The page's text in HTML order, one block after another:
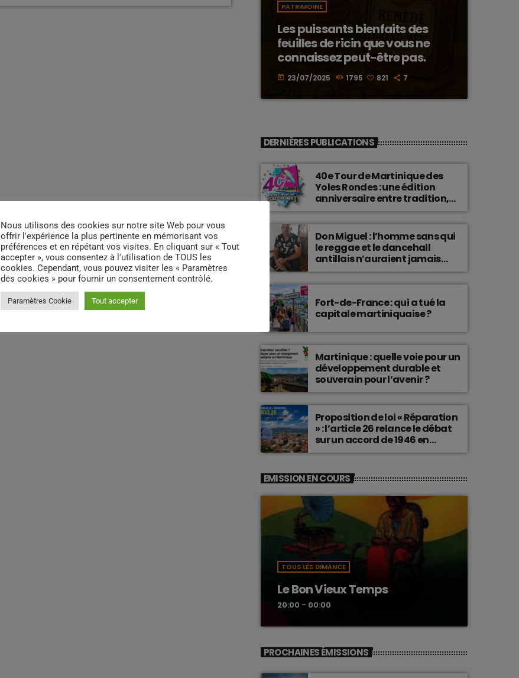
PATRIMOINE
Les puissants bienfaits des
feuilles de ricin que vous ne
connaissez peut-être pas.
today 23/07/2025 1795 821 7
DERNIÈRES PUBLICATIONS
40e Tour de Martinique des
Yoles Rondes : une édition
anniversaire entre tradition,
passion et fierté
martiniquaise.
Don Miguel : l’homme sans qui
le reggae et le dancehall
antillais n’auraient jamais
connu une telle histoire.
Fort-de-France : qui a tué la
capitale martiniquaise ?
Martinique : quelle voie pour un
développement durable et
souverain pour l’avenir ?
Proposition de loi « Réparation
» : l’article 26 relance le débat
sur un accord de 1946 en
Martinique
EMISSION EN COURS
TOUS LES DIMANCE
Le Bon Vieux Temps
20:00 - 00:00
PROCHAINES ÉMISSIONS
Nous utilisons des cookies sur notre site Web pour vous
offrir l'expérience la plus pertinente en mémorisant vos
préférences et en répétant vos visites. En cliquant sur « Tout
accepter », vous consentez à l'utilisation de TOUS les
cookies. Cependant, vous pouvez visiter les « Paramètres
des cookies » pour fournir un consentement contrôlé.
Paramètres Cookie Tout accepter